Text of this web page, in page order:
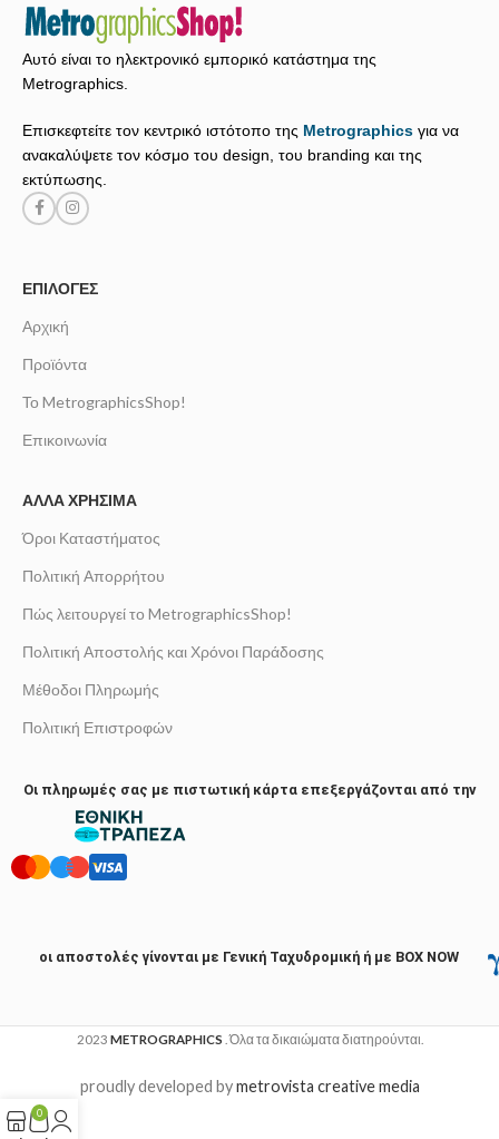
Αυτό είναι το ηλεκτρονικό εμπορικό κατάστημα της
Metrographics.
Επισκεφτείτε τον κεντρικό ιστότοπο της Metrographics για να
ανακαλύψετε τον κόσμο του design, του branding και της
εκτύπωσης.
ΕΠΙΛΟΓΈΣ
Αρχική
Προϊόντα
Το MetrographicsShop!
Επικοινωνία
ΆΛΛΑ ΧΡΉΣΙΜΑ
Όροι Καταστήματος
Πολιτική Απορρήτου
Πώς λειτουργεί το MetrographicsShop!
Πολιτική Αποστολής και Χρόνοι Παράδοσης
Μέθοδοι Πληρωμής
Πολιτική Επιστροφών
Οι πληρωμές σας με πιστωτική κάρτα επεξεργάζονται από την
οι αποστολές γίνονται με Γενική Ταχυδρομική ή με BOX NOW
2023 METROGRAPHICS . Όλα τα δικαιώματα διατηρούνται.
proudly developed bymetrovista creative media
0